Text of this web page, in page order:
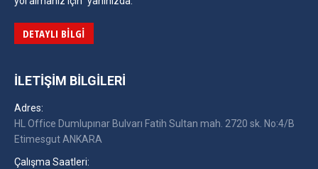
DETAYLI BILGI
İLETIŞIM BILGILERI
Adres:
HL Office Dumlupınar Bulvarı Fatih Sultan mah. 2720 sk. No:4/B
Etimesgut ANKARA
Çalışma Saatleri: